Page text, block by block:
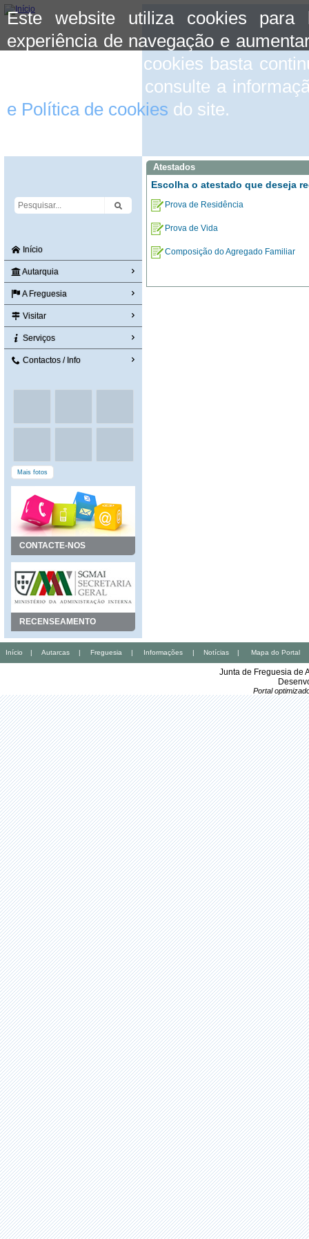
Este website utiliza cookies para
experiência de navegação e
aceitar o uso de cookies basta
mais informação consulte a
e Política de cookies do site.
Início
Autarquia
A Freguesia
Visitar
Serviços
Contactos / Info
Mais fotos
CONTACTE-NOS
RECENSEAMENTO
Atestados
Escolha o atestado que deseja
Prova de Residência
Prova de Vida
Composição do Agregado Familiar
Início | Autarcas | Freguesia | Informações | Notícias | Mapa do Portal
Junta de Freguesia de
Portal